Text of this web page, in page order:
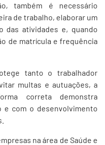
também é necessário
de trabalho, elaborar um
das atividades e, quando
de matrícula e frequência
tanto o trabalhador
multas e autuações, a
correta demonstra
e com o desenvolvimento
na área de Saúde e